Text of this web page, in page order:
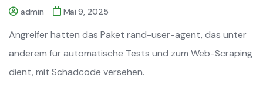
admin Mai 9, 2025
Angreifer hatten das Paket rand-user-agent, das unter
anderem für automatische Tests und zum Web-Scraping
dient, mit Schadcode versehen.